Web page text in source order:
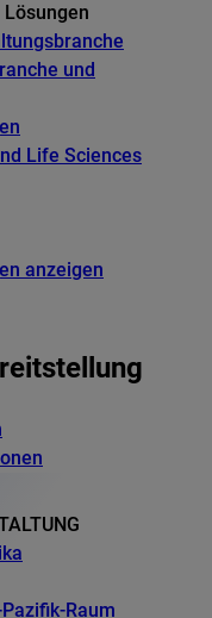
und
Life Sciences
anzeigen
Raum